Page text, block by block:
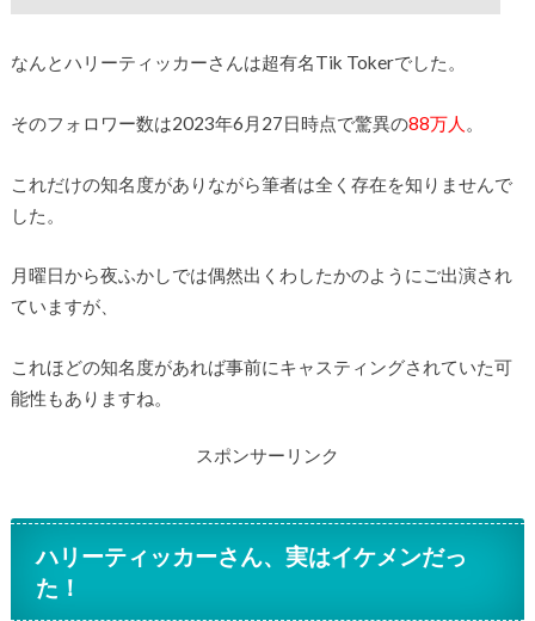
なんとハリーティッカーさんは超有名Tik Tokerでした。
そのフォロワー数は2023年6月27日時点で驚異の88万人 。
これだけの知名度がありながら筆者は全く存在を知りませんで
した。
月曜日から夜ふかしでは偶然出くわしたかのようにご出演され
ていますが、
これほどの知名度があれば事前にキャスティングされていた可
能性もありますね。
スポンサーリンク
ハリーティッカーさん、実はイケメンだっ
た！